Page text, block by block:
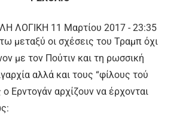
ΛΟΓΙΚΗ 11 Μαρτίου 2017 - 23:35
μεταξύ οι σχέσεις του Τραμπ όχι
με τον Πούτιν και τη ρωσσική
αλλά και τους “φίλους τού
Ερντογάν αρχίζουν να έρχονται